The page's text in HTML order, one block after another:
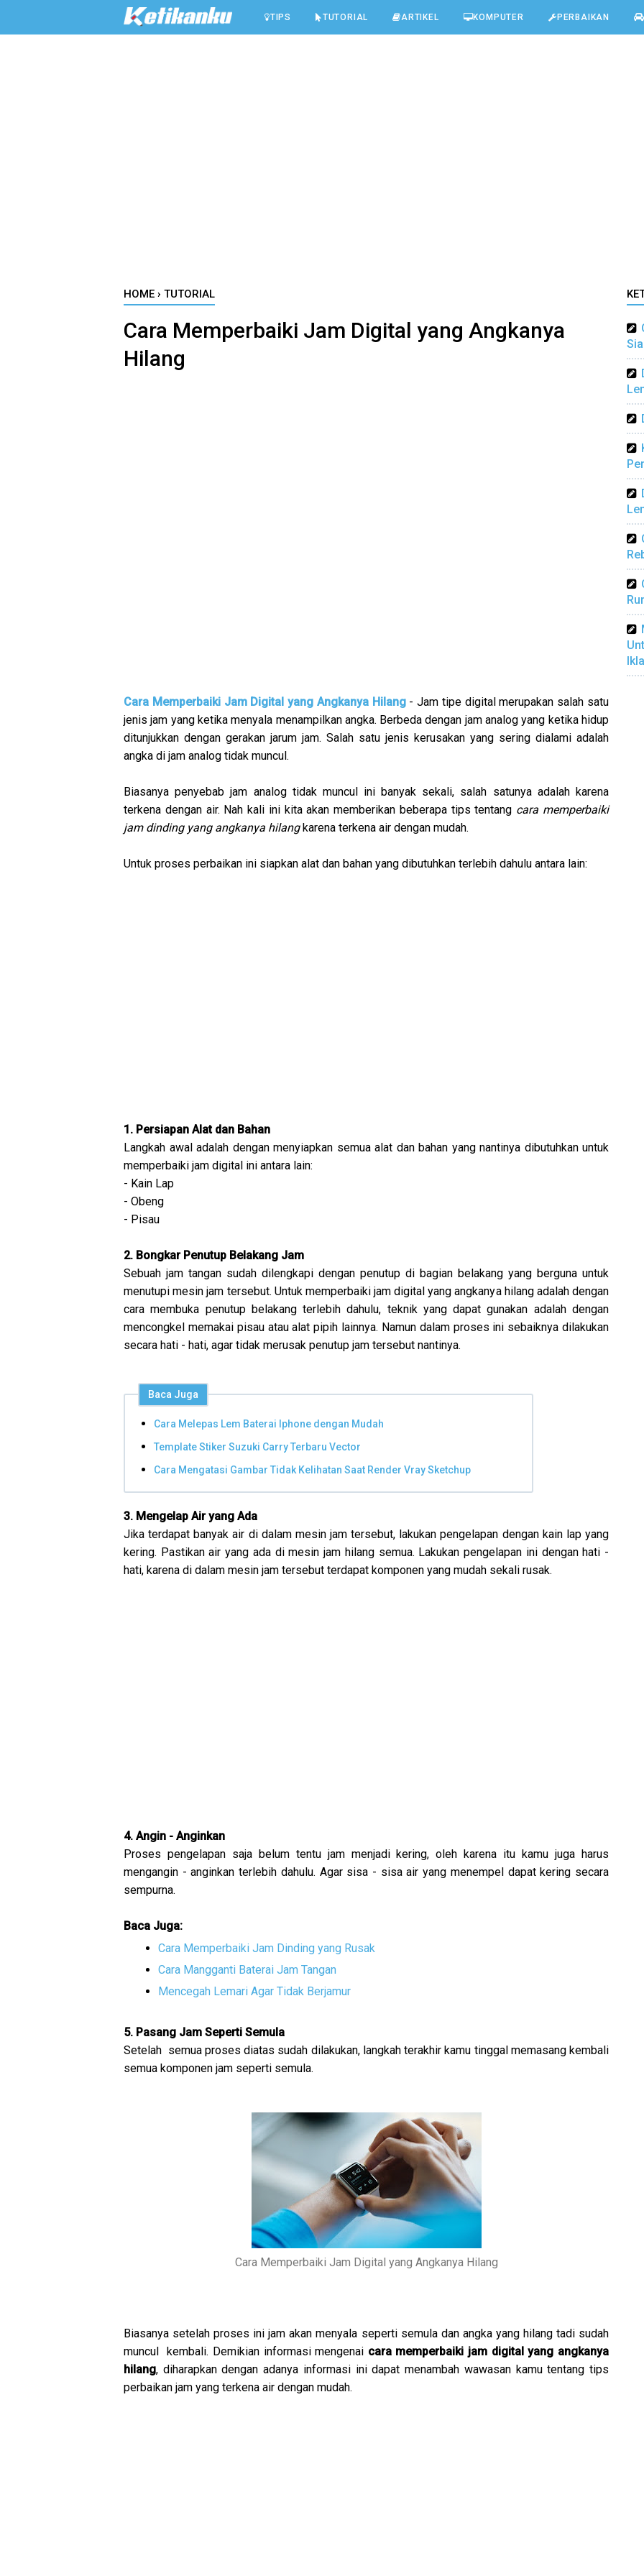
TIPS TUTORIAL ARTIKEL KOMPUTER PERBAIKAN
HOME › TUTORIAL
Cara Memperbaiki Jam Digital yang Angkanya
Hilang
Cara Memperbaiki Jam Digital yang Angkanya Hilang- Jam tipe digital merupakan salah satu
jenis jam yang ketika menyala menampilkan angka. Berbeda dengan jam analog yang ketika hidup
ditunjukkan dengan gerakan jarum jam. Salah satu jenis kerusakan yang sering dialami adalah
angka di jam analog tidak muncul.
Biasanya penyebab jam analog tidak muncul ini banyak sekali, salah satunya adalah karena
terkena dengan air. Nah kali ini kita akan memberikan beberapa tips tentang cara memperbaiki
jam dinding yang angkanya hilangkarena terkena air dengan mudah.
Untuk proses perbaikan ini siapkan alat dan bahan yang dibutuhkan terlebih dahulu antara lain:
1. Persiapan Alat dan Bahan
Langkah awal adalah dengan menyiapkan semua alat dan bahan yang nantinya dibutuhkan untuk
memperbaiki jam digital ini antara lain:
- Kain Lap
- Obeng
- Pisau
2. Bongkar Penutup Belakang Jam
Sebuah jam tangan sudah dilengkapi dengan penutup di bagian belakang yang berguna untuk
menutupi mesin jam tersebut. Untuk memperbaiki jam digital yang angkanya hilang adalah dengan
cara membuka penutup belakang terlebih dahulu, teknik yang dapat gunakan adalah dengan
mencongkel memakai pisau atau alat pipih lainnya. Namun dalam proses ini sebaiknya dilakukan
secara hati - hati, agar tidak merusak penutup jam tersebut nantinya.
Baca Juga
Cara Melepas Lem Baterai Iphone dengan Mudah
Template Stiker Suzuki Carry Terbaru Vector
Cara Mengatasi Gambar Tidak Kelihatan Saat Render Vray Sketchup
3. Mengelap Air yang Ada
Jika terdapat banyak air di dalam mesin jam tersebut, lakukan pengelapan dengan kain lap yang
kering. Pastikan air yang ada di mesin jam hilang semua. Lakukan pengelapan ini dengan hati -
hati, karena di dalam mesin jam tersebut terdapat komponen yang mudah sekali rusak.
4. Angin - Anginkan
Proses pengelapan saja belum tentu jam menjadi kering, oleh karena itu kamu juga harus
mengangin - anginkan terlebih dahulu. Agar sisa - sisa air yang menempel dapat kering secara
sempurna.
Baca Juga:
Cara Memperbaiki Jam Dinding yang Rusak
Cara Mangganti Baterai Jam Tangan
Mencegah Lemari Agar Tidak Berjamur
5. Pasang Jam Seperti Semula
Setelah semua proses diatas sudah dilakukan, langkah terakhir kamu tinggal memasang kembali
semua komponen jam seperti semula.
Cara Memperbaiki Jam Digital yang Angkanya Hilang
Biasanya setelah proses ini jam akan menyala seperti semula dan angka yang hilang tadi sudah
muncul kembali. Demikian informasi mengenai cara memperbaiki jam digital yang angkanya
hilang, diharapkan dengan adanya informasi ini dapat menambah wawasan kamu tentang tips
perbaikan jam yang terkena air dengan mudah.